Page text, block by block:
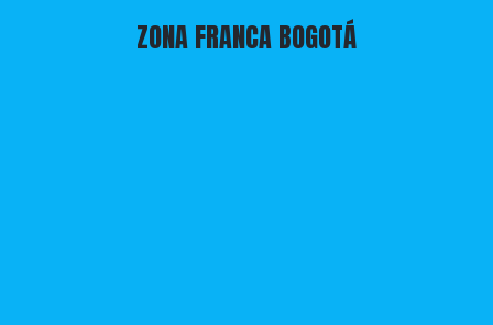
ZONA FRANCA BOGOTÁ